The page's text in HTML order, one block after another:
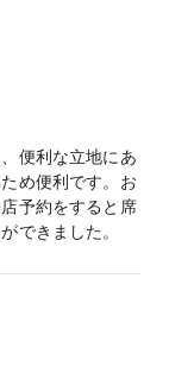
なので、既製品
す。
のも価格がわか
美しく見せてく
い4°Cならでは
うことがなかっ
便利な立地にあ
め便利です。お
予約をすると席
できました。
さにすると、一
。シンプルなデ
婚指輪との重ね